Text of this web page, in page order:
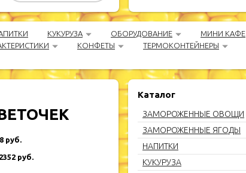
КУКУРУЗА ОБОРУДОВАНИЕ
МИНИ КАФЕ
КОНФЕТЫ
ТЕРМОКОНТЕЙНЕРЫ
Каталог
ЗАМОРОЖЕННЫЕ ОВОЩИ
ЗАМОРОЖЕННЫЕ ЯГОДЫ
НАПИТКИ
КУКУРУЗА
руб.
руб.